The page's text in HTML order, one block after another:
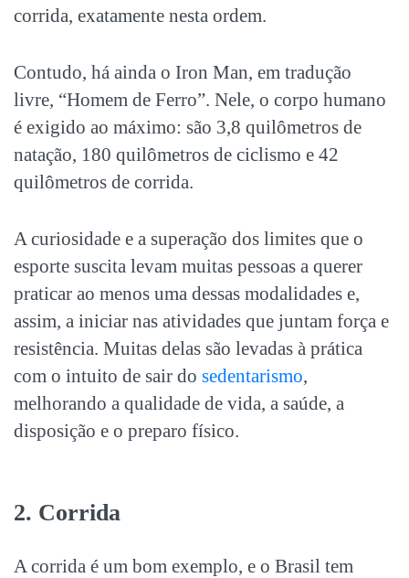
corrida, exatamente nesta ordem.
Contudo, há ainda o Iron Man, em tradução
livre, “Homem de Ferro”. Nele, o corpo humano
é exigido ao máximo: são 3,8 quilômetros de
natação, 180 quilômetros de ciclismo e 42
quilômetros de corrida.
A curiosidade e a superação dos limites que o
esporte suscita levam muitas pessoas a querer
praticar ao menos uma dessas modalidades e,
assim, a iniciar nas atividades que juntam força e
resistência. Muitas delas são levadas à prática
com o intuito de sair do sedentarismo,
melhorando a qualidade de vida, a saúde, a
disposição e o preparo físico.
2. Corrida
A corrida é um bom exemplo, e o Brasil tem